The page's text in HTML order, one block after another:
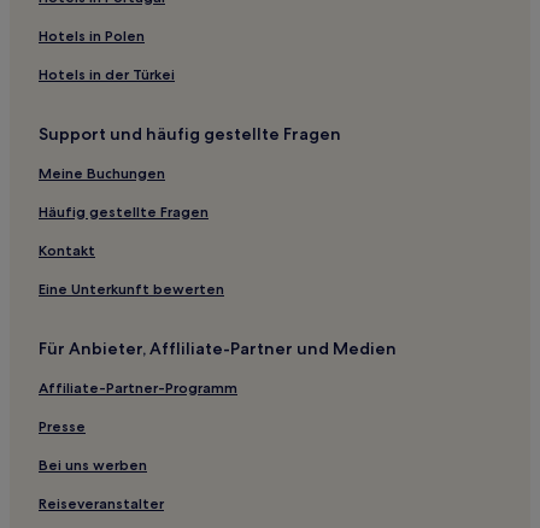
Laogujia Hotels
Sanmen Hotels
Zhoushan Hotels
Xiaohuanxi Hotels
Anshanqiao Hotels
Hotels nahe Shishan Park
Ningbo Hotels
Ausstellungszentrum
Hotels in Polen
Hotels in der Türkei
Support und häufig gestellte Fragen
Meine Buchungen
Häufig gestellte Fragen
Kontakt
Eine Unterkunft bewerten
Für Anbieter, Affliliate-Partner und Medien
Affiliate-Partner-Programm
Presse
Bei uns werben
Reiseveranstalter